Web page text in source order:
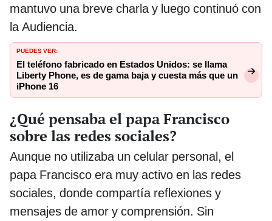
mantuvo una breve charla y luego continuó con
la Audiencia.
PUEDES VER:
El teléfono fabricado en Estados Unidos: se llama
Liberty Phone, es de gama baja y cuesta más que un
iPhone 16
¿Qué pensaba el papa Francisco
sobre las redes sociales?
Aunque no utilizaba un celular personal, el
papa Francisco era muy activo en las redes
sociales, donde compartía reflexiones y
mensajes de amor y comprensión. Sin